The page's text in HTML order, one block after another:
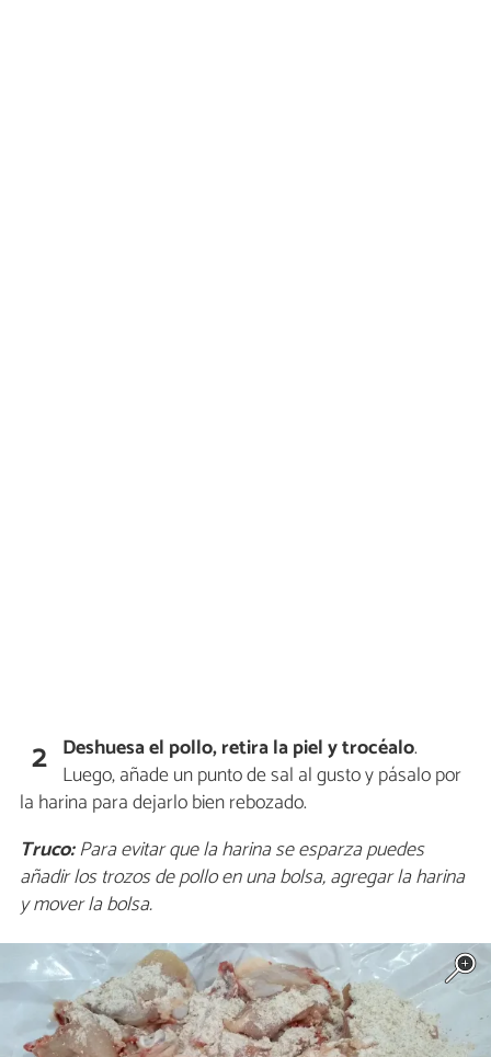
2 Deshuesa el pollo, retira la piel y trocéalo.
Luego, añade un punto de sal al gusto y pásalo por
la harina para dejarlo bien rebozado.
Truco:Para evitar que la harina se esparza puedes
añadir los trozos de pollo en una bolsa, agregar la harina
y mover la bolsa.